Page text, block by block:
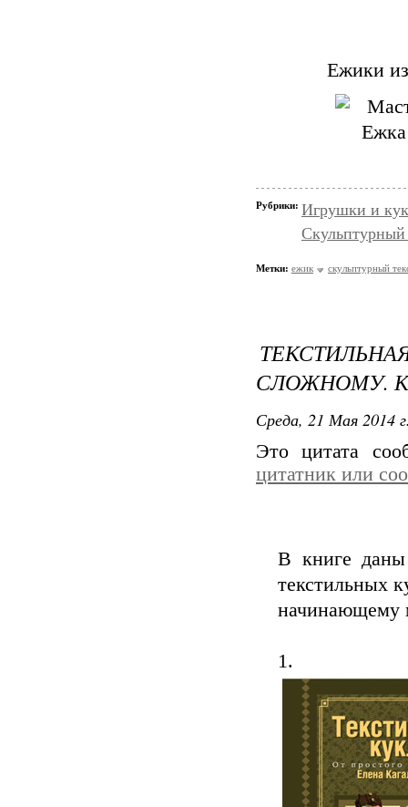
Ежики
Рубрики: Игрушки и
Скульптурный
Метки: ежик скульптурный
СЛОЖНОМУ.
Среда, 21 Мая 2014
Это цитата
цитатник или
В книге даны
текстильных
начинающему
1.